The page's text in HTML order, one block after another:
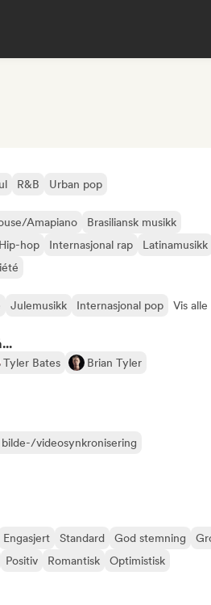
R&B Urban pop
Amapiano
Brasiliansk musikk
Hip-hop Internasjonal rap
Latinamusikk
Julemusikk Internasjonal pop Vis alle
Tyler Bates Brian Tyler
videosynkronisering
Engasjert Standard God stemning
Positiv Romantisk Optimistisk